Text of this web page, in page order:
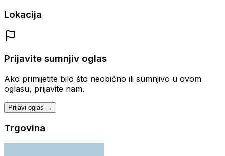
Lokacija
Prijavite sumnjiv oglas
Ako primijetite bilo što neobično ili sumnjivo u ovom
oglasu, prijavite nam.
Prijavi oglas →
Trgovina